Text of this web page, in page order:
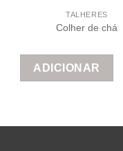
TALHERES
Colher de chá
ADICIONAR